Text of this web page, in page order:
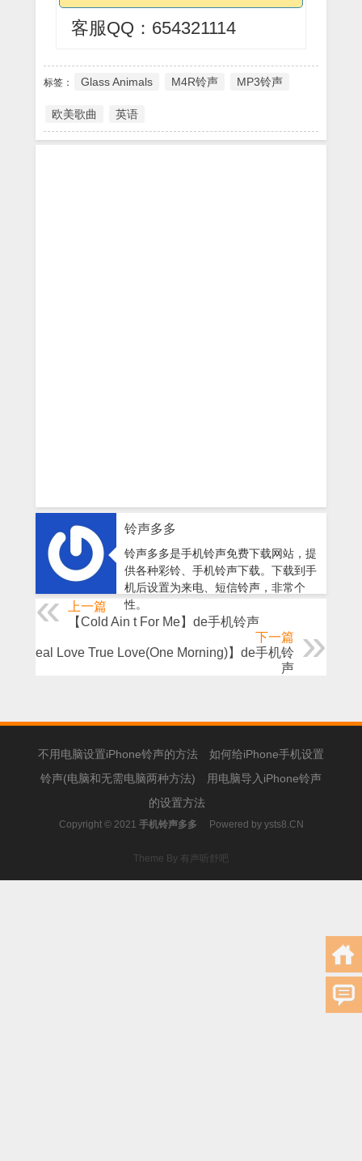
客服QQ：654321114
标签： Glass Animals M4R铃声 MP3铃声
欧美歌曲 英语
铃声多多
铃声多多是手机铃声免费下载网站，提
供各种彩铃、手机铃声下载。下载到手
机后设置为来电、短信铃声，非常个
性。
上一篇
【Cold Ain t For Me】de手机铃声
下一篇
【Real Love True Love(One Morning)】de手机铃
声
不用电脑设置iPhone铃声的方法
如何给iPhone手机设置
铃声(电脑和无需电脑两种方法)
用电脑导入iPhone铃声
的设置方法
Copyright © 2021 手机铃声多多 Powered by ysts8.CN
Theme By 有声听舒吧